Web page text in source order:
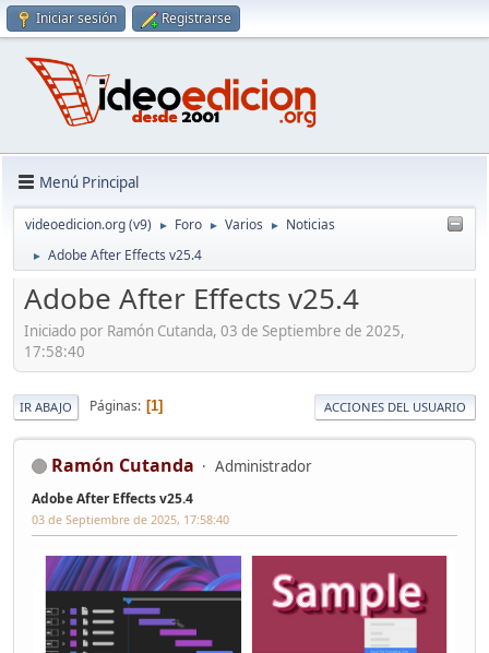
Iniciar sesión Registrarse
Menú Principal
videoedicion.org (v9) ► Foro ► Varios ► Noticias
► Adobe After Effects v25.4
Adobe After Effects v25.4
Iniciado por Ramón Cutanda, 03 de Septiembre de 2025,
17:58:40
IR ABAJO Páginas 1 ACCIONES DEL USUARIO
Ramón Cutanda Administrador
Adobe After Effects v25.4
03 de Septiembre de 2025, 17:58:40